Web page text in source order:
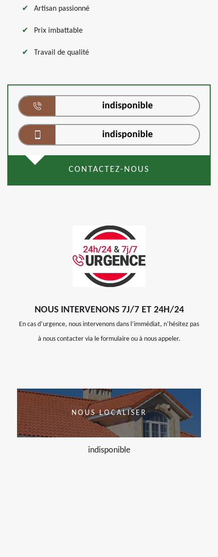
Artisan passionné
Prix imbattable
Travail de qualité
indisponible
indisponible
CONTACTEZ-NOUS
NOUS INTERVENONS 7J/7 ET 24H/24
En cas d’urgence, nous intervenons dans l’immédiat, n’hésitez pas
à nous contacter via le formulaire ou à nous appeler.
NOUS LOCALISER
indisponible